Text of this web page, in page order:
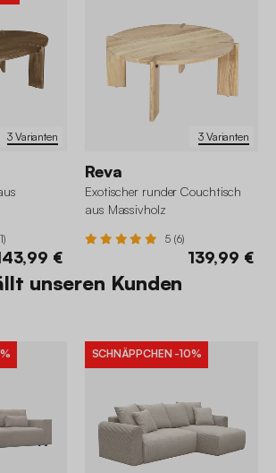
3 Varianten
€
3 Varianten
Reva
Exotischer runder Couchtisch
aus Massivholz
5 (6)
139,99 €
unseren Kunden
SCHNÄPPCHEN -10%